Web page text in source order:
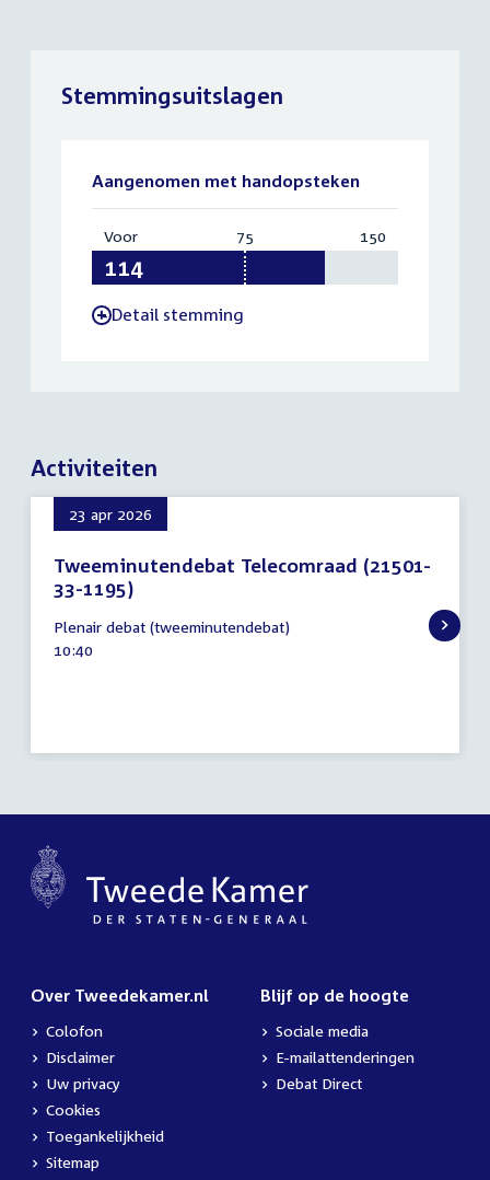
Stemmingsuitslagen
Aangenomen met handopsteken
Voor:
114
75 150
-Detail stemming
Activiteiten
23 apr 2026
Tweeminutendebat Telecomraad (21501-
33-1195)
april
2026
Plenair debat (tweeminutendebat)
Tijd
10:40
Over Tweedekamer.nl
Colofon
Disclaimer
Uw privacy
Cookies
Toegankelijkheid
Sitemap
Blijf op de hoogte
Sociale media
E-mailattenderingen
Debat Direct